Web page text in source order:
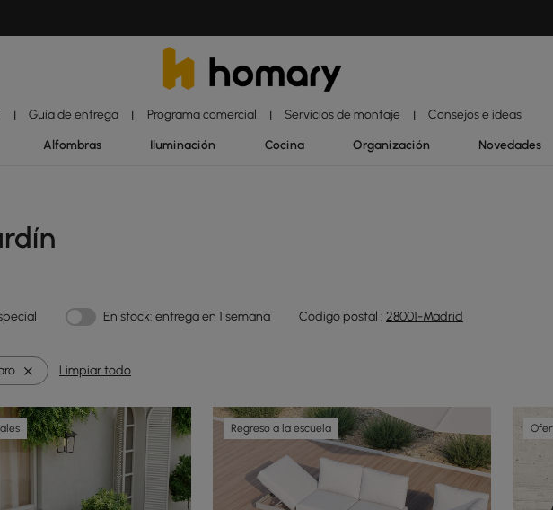
| Guía de entrega | Programa comercial | Servicios de montaje | Consejos e ideas
Alfombras Iluminación Cocina Organización Novedades
En stock: entrega en 1 semana Código postal : 28001-Madrid
Limpiar todo
Regreso a la escuela